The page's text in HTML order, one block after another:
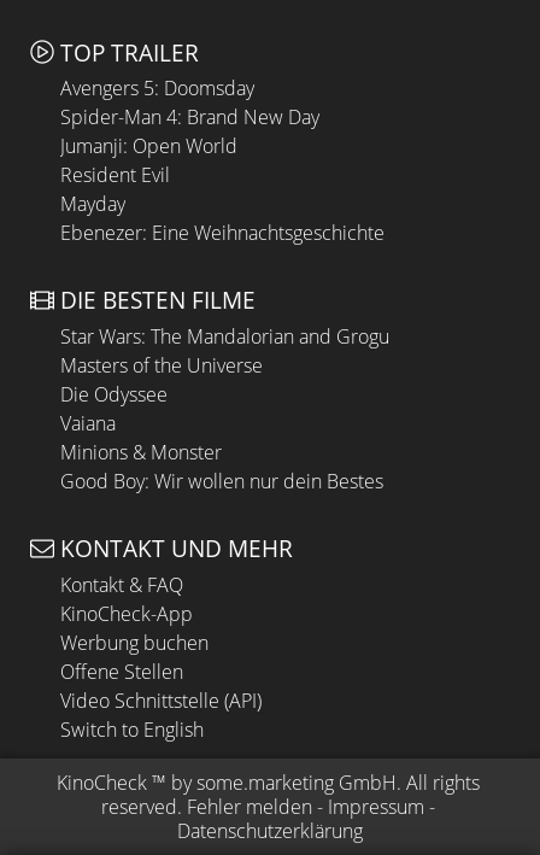
TOP TRAILER
Avengers 5: Doomsday
Spider-Man 4: Brand New Day
Jumanji: Open World
Resident Evil
Mayday
Ebenezer: Eine Weihnachtsgeschichte
DIE BESTEN FILME
Star Wars: The Mandalorian and Grogu
Masters of the Universe
Die Odyssee
Vaiana
Minions & Monster
Good Boy: Wir wollen nur dein Bestes
KONTAKT UND MEHR
Kontakt & FAQ
KinoCheck-App
Werbung buchen
Offene Stellen
Video Schnittstelle (API)
Switch to English
KinoCheck ™ by some.marketing GmbH. All rights
reserved. Fehler melden - Impressum -
Datenschutzerklärung